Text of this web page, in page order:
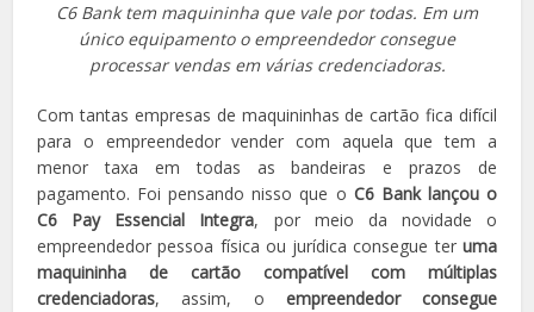
C6 Bank tem maquininha que vale por todas. Em um
único equipamento o empreendedor consegue
processar vendas em várias credenciadoras.
Com tantas empresas de maquininhas de cartão fica difícil
para o empreendedor vender com aquela que tem a
menor taxa em todas as bandeiras e prazos de
pagamento. Foi pensando nisso que o C6 Bank lançou o
C6 Pay Essencial Integra, por meio da novidade o
empreendedor pessoa física ou jurídica consegue ter uma
maquininha de cartão compatível com múltiplas
credenciadoras, assim, o empreendedor consegue